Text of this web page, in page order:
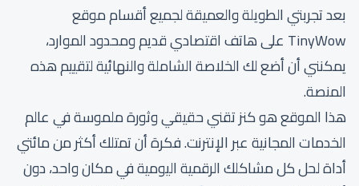
بعد تجربتي الطويلة والعميقة لجميع أقسام موقع
TinyWow على هاتف اقتصادي قديم ومحدود الموارد،
يمكنني أن أضع لك الخلاصة الشاملة والنهائية لتقييم هذه
المنصة.
هذا الموقع هو كنز تقني حقيقي وثورة ملموسة في عالم
الخدمات المجانية عبر الإنترنت. فكرة أن تمتلك أكثر من مائتي
أداة لحل كل مشاكلك الرقمية اليومية في مكان واحد، دون